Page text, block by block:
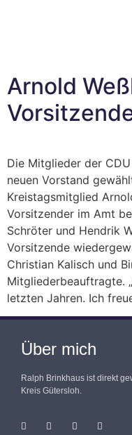
Arnold
Die Mitglieder der
neuen Vorstand
Kreistagsmitglied
Vorsitzender im Amt
Schröter und Hendrik
Vorsitzende
Christian Kalisch und
Mitgliederbeauftragte.
letzten Jahren. Ich
Über mich
Ralph Brinkhaus ist direkt
Kreis Gütersloh.